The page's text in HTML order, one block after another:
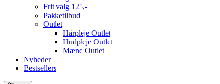
Frit valg 125,-
Pakketilbud
Outlet
Hårpleje Outlet
Hudpleje Outlet
Mænd Outlet
Nyheder
Bestsellers